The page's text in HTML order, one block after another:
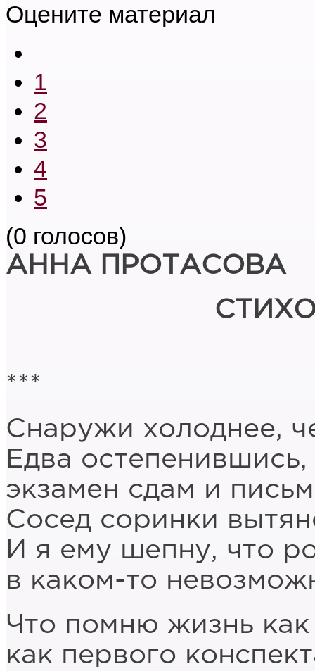
Оцените материал
1
2
3
4
5
(0 голосов)
АННА ПРОТАСОВА
***
Снаружи холоднее,
Едва
экзамен сдам и
Сосед соринки
И я ему шепну, что
в каком-то
Что помню жизнь
как первого